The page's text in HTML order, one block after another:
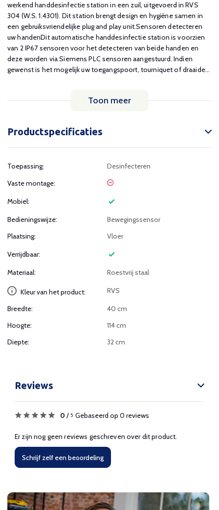
werkend handdesinfectie station in een zuil, uitgevoerd in RVS
304 (W.S. 1.4301). Dit station brengt design en hygiëne samen in
een gebruiksvriendelijke plug and play unit.Sensoren detecteren
uw handenDit automatische handdesinfectie station is voorzien
van 2 IP67 sensoren voor het detecteren van beide handen en
deze worden via Siemens PLC sensoren aangestuurd. Indien
gewenst is het mogelijk uw toegangspoort, tourniquet of draaide...
Toon meer
Productspecificaties
Toepassing:
Desinfecteren
Vaste montage:
Mobiel:
Bedieningswijze:
Bewegingssensor
Plaatsing:
Vloer
Verrijdbaar:
Materiaal: Roestvrij staal
Kleur van het product: RVS
Breedte:
40 cm
Hoogte:
114 cm
Diepte:
32 cm
Reviews
0 / 5 Gebaseerd op 0 reviews
Er zijn nog geen reviews geschreven over dit product.
Schrijf zelf een beoordeling